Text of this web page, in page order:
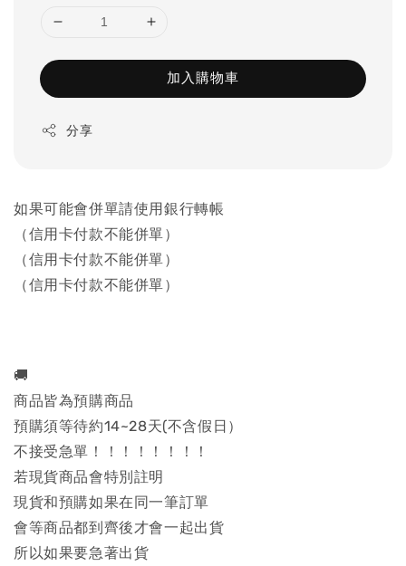
加入購物車
分享
如果可能會併單請使用銀行轉帳
（信用卡付款不能併單）
（信用卡付款不能併單）
（信用卡付款不能併單）
🚚
商品皆為預購商品
預購須等待約14~28天(不含假日）
不接受急單！！！！！！！！
若現貨商品會特別註明
現貨和預購如果在同一筆訂單
會等商品都到齊後才會一起出貨
所以如果要急著出貨